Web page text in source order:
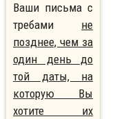
Ваши письма с
требами не
позднее, чем за
один день до
той даты, на
которую Вы
хотите их